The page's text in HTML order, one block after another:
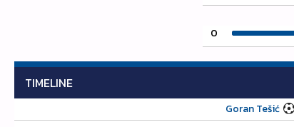
0
TIMELINE
Goran Tešić